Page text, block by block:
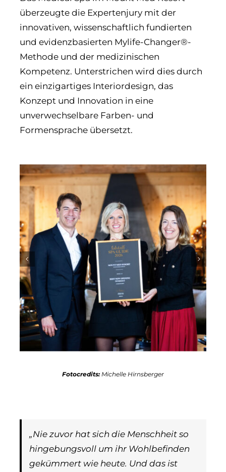
überzeugte die Expertenjury mit der
innovativen, wissenschaftlich fundierten
und evidenzbasierten Mylife-Changer®-
Methode und der medizinischen
Kompetenz. Unterstrichen wird dies durch
ein einzigartiges Interiordesign, das
Konzept und Innovation in eine
unverwechselbare Farben- und
Formensprache übersetzt.
Fotocredits: Michelle Hirnsberger
„Nie zuvor hat sich die Menschheit so
hingebungsvoll um ihr Wohlbefinden
gekümmert wie heute. Und das ist